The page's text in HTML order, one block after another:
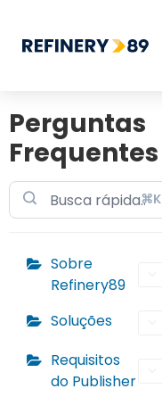
Perguntas
Frequentes
⌘K
Sobre
Refinery89
Soluções
Requisitos
do Publisher